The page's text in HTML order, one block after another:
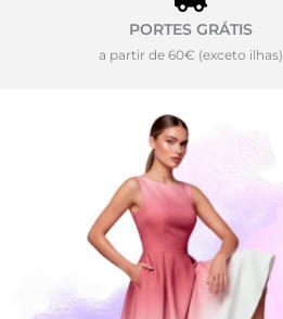
PORTES GRÁTIS
a partir de 60€ (exceto ilhas)